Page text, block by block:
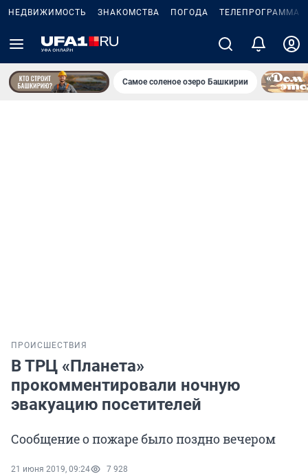
НЕДВИЖИМОСТЬ ЗНАКОМСТВА ПОГОДА ТЕЛЕПРОГРАММА
Самое соленое озеро Башкирии
ПРОИСШЕСТВИЯ
В ТРЦ «Планета»
прокомментировали ночную
эвакуацию посетителей
Сообщение о пожаре было поздно вечером
21 июня 2019, 09:24 7 928